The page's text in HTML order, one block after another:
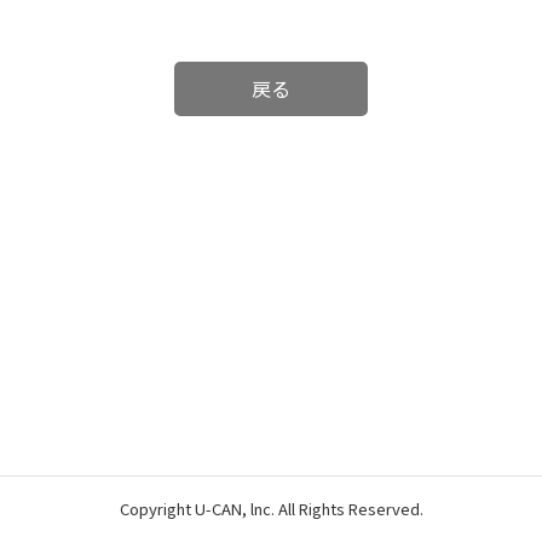
戻る
Copyright U-CAN, lnc. All Rights Reserved.